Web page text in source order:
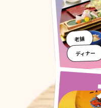
老舗
ディナー